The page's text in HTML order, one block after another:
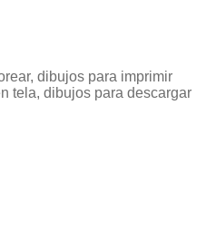
dibujos para imprimir
tela, dibujos para descargar